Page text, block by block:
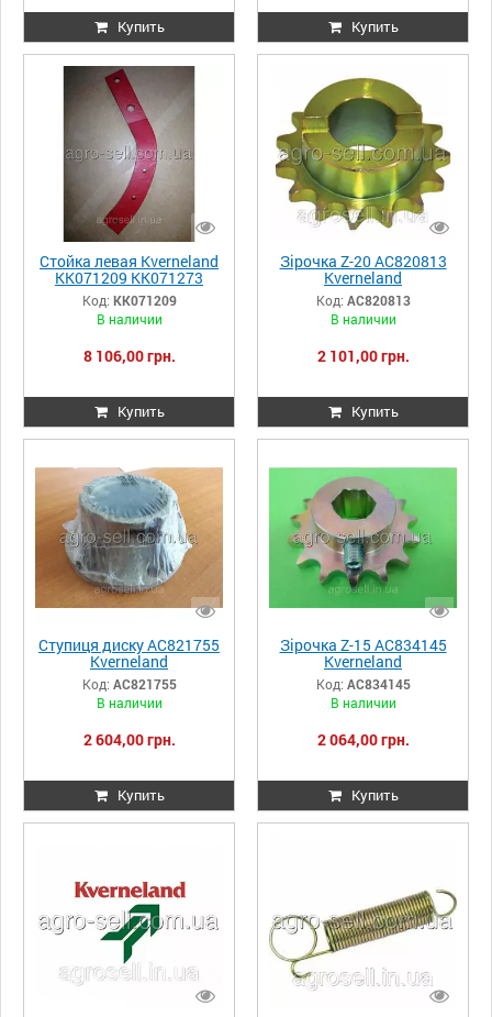
Купить Купить
Стойка левая Kverneland
КК071209 КК071273
Код: КК071209
В наличии
8 106,00 грн.
Купить
Зірочка Z-20 AC820813
Kverneland
Код: AC820813
В наличии
2 101,00 грн.
Купить
Ступиця диску AC821755
Kverneland
Код: AC821755
В наличии
2 604,00 грн.
Купить
Зірочка Z-15 AC834145
Kverneland
Код: AC834145
В наличии
2 064,00 грн.
Купить